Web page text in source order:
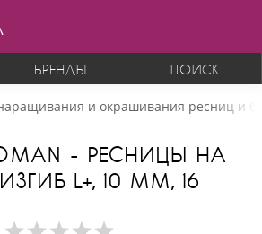
БРЕНДЫ ПОИСК
и окрашивания ресниц и
- РЕСНИЦЫ НА
L+, 10 ММ, 16